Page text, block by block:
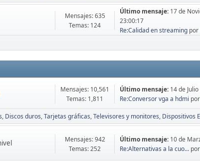
Mensajes: 635
Temas: 124
Último mensaje: 17 de
23:00:17
Re:Calidad en streamingpor
Mensajes: 10,561
Temas: 1,811
Último mensaje: 14 de
Re:Conversor vga a hdmi por
Discos duros Tarjetas gráficas Televisores y monitores Dispositivos
Mensajes: 942
Temas: 252
Último mensaje: 10 de
Re:Alternativas a la cuo...por